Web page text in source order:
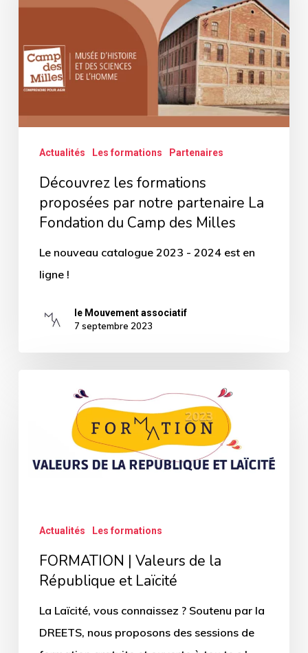
proposées
notre
partenaire
Fondation
Milles
Actualités Les formations Partenaires
Découvrez les formations
proposées par notre partenaire La
Fondation du Camp des Milles
Le nouveau catalogue 2023 - 2024 est en
ligne !
le Mouvement associatif
7 septembre 2023
LaïcitéActualités Les formations
FORMATION | Valeurs de la
République et Laïcité
La Laïcité, vous connaissez ? Soutenu par la
DREETS, nous proposons des sessions de